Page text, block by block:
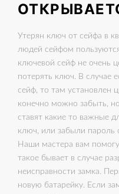
Утерян ключ от сейфа в
людей сейфом
ключевой сейф не очень
потерять ключ. В случае
сейф, то там установлен
конечно можно забыть,
ставят какие то важные
ключ, или забыли пароль
Наши мастера вам
такое бывает в случае
неисправности замка.
новую батарейку. Если